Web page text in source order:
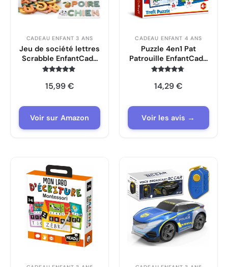
CADEAU ENFANT 3 ANS
Jeu de société lettres
Scrabble EnfantCado
Joozmui
4.7
sur 5
15,99€
Voir sur Amazon
CADEAU ENFANT 4 ANS
Puzzle 4en1 Pat
Patrouille EnfantCado
35 à 70 Pièces
4.6
sur 5
14,29€
Voir les avis →